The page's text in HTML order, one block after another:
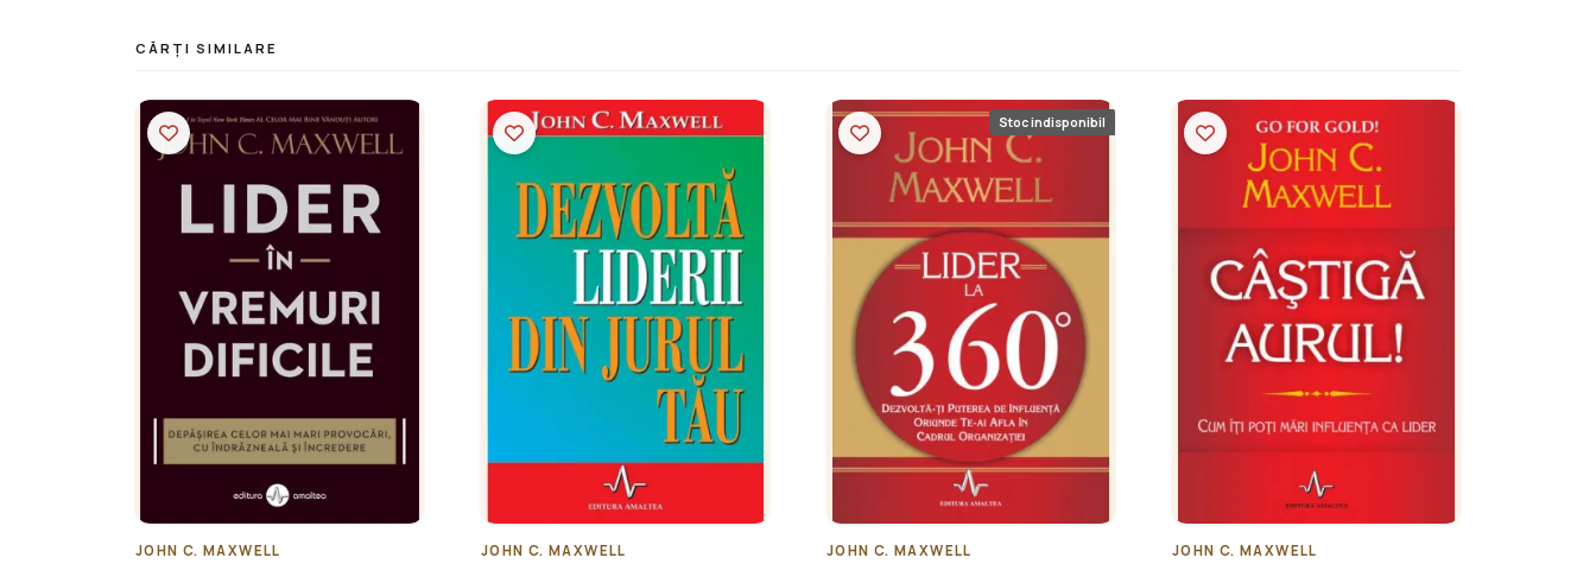
CĂRȚI SIMILARE
JOHN C. MAXWELL JOHN C. MAXWELL
Stoc indisponibil
JOHN C. MAXWELL JOHN C. MAXWELL